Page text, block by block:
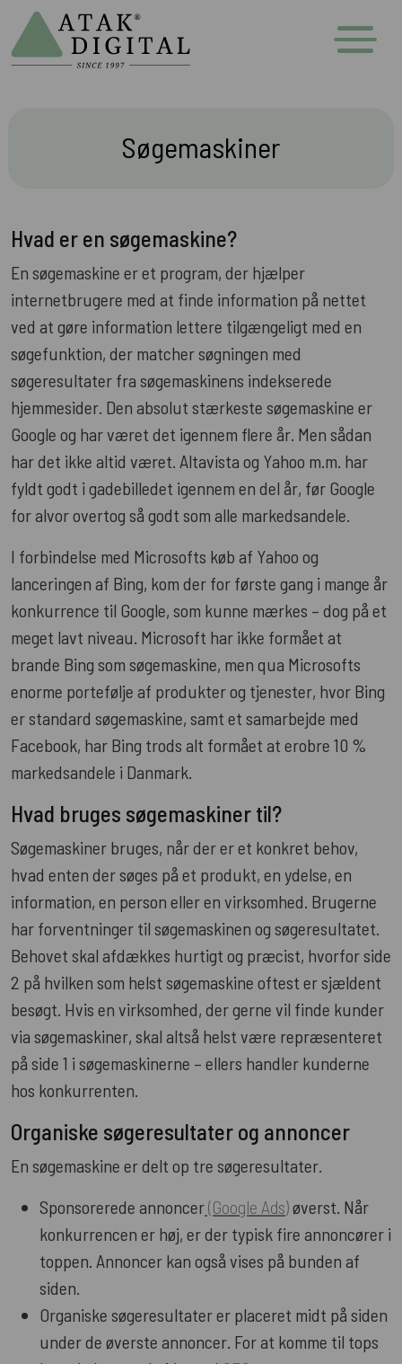
Søgemaskiner
Hvad er en søgemaskine?
En søgemaskine er et program, der hjælper
internetbrugere med at finde information på nettet
ved at gøre information lettere tilgængeligt med en
søgefunktion, der matcher søgningen med
søgeresultater fra søgemaskinens indekserede
hjemmesider. Den absolut stærkeste søgemaskine er
Google og har været det igennem flere år. Men sådan
har det ikke altid været. Altavista og Yahoo m.m. har
fyldt godt i gadebilledet igennem en del år, før Google
for alvor overtog så godt som alle markedsandele.
I forbindelse med Microsofts køb af Yahoo og
lanceringen af Bing, kom der for første gang i mange år
konkurrence til Google, som kunne mærkes – dog på et
meget lavt niveau. Microsoft har ikke formået at
brande Bing som søgemaskine, men qua Microsofts
enorme portefølje af produkter og tjenester, hvor Bing
er standard søgemaskine, samt et samarbejde med
Facebook, har Bing trods alt formået at erobre 10 %
markedsandele i Danmark.
Hvad bruges søgemaskiner til?
Søgemaskiner bruges, når der er et konkret behov,
hvad enten der søges på et produkt, en ydelse, en
information, en person eller en virksomhed. Brugerne
har forventninger til søgemaskinen og søgeresultatet.
Behovet skal afdækkes hurtigt og præcist, hvorfor side
2 på hvilken som helst søgemaskine oftest er sjældent
besøgt. Hvis en virksomhed, der gerne vil finde kunder
via søgemaskiner, skal altså helst være repræsenteret
på side 1 i søgemaskinerne – ellers handler kunderne
hos konkurrenten.
Organiske søgeresultater og annoncer
En søgemaskine er delt op tre søgeresultater.
Sponsorerede annoncer(Google Ads)øverst. Når
konkurrencen er høj, er der typisk fire annoncører i
toppen. Annoncer kan også vises på bunden af
siden.
Organiske søgeresultater er placeret midt på siden
under de øverste annoncer. For at komme til tops